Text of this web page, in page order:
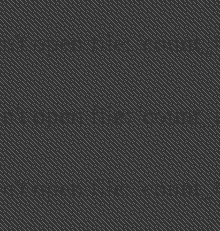
open file:
open file:
open file: